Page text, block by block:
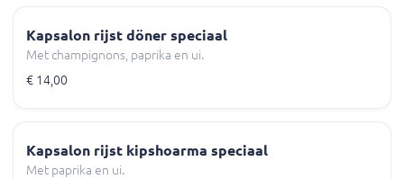
Kapsalon rijst döner speciaal
Met champignons, paprika en ui.
€ 14,00
Kapsalon rijst kipshoarma speciaal
Met paprika en ui.